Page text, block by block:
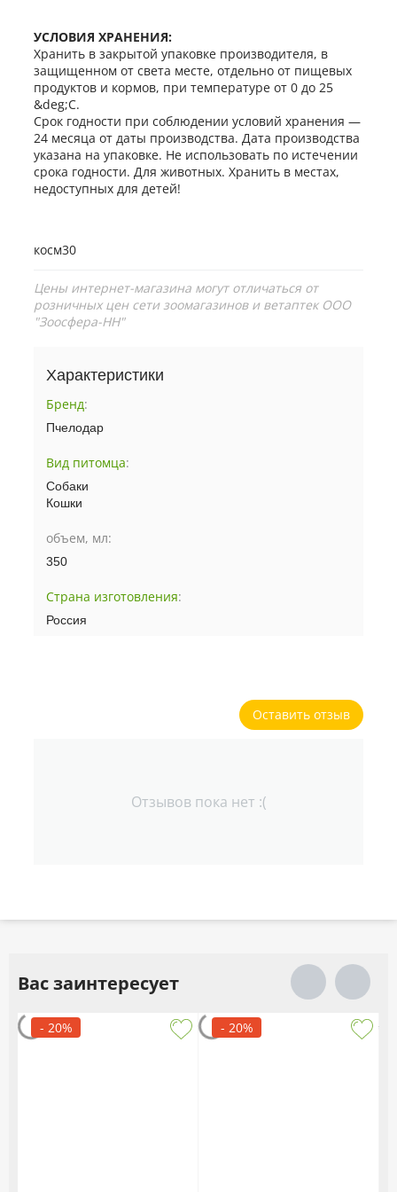
УСЛОВИЯ ХРАНЕНИЯ:
Хранить в закрытой упаковке производителя, в
защищенном от света месте, отдельно от пищевых
продуктов и кормов, при температуре от 0 до 25
&deg;С.
Срок годности при соблюдении условий хранения —
24 месяца от даты производства. Дата производства
указана на упаковке. Не использовать по истечении
срока годности. Для животных. Хранить в местах,
недоступных для детей!
косм30
Цены интернет-магазина могут отличаться от
розничных цен сети зоомагазинов и ветаптек ООО
"Зоосфера-НН"
Характеристики
Бренд:
Пчелодар
Вид питомца:
Собаки
Кошки
объем, мл:
350
Страна изготовления:
Россия
Оставить отзыв
Отзывов пока нет :(
Вас заинтересует
- 20% - 20%